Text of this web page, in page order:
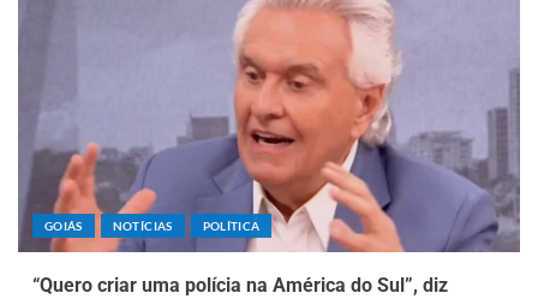
GOIÁS NOTÍCIAS POLÍTICA
“Quero criar uma polícia na América do Sul”, diz